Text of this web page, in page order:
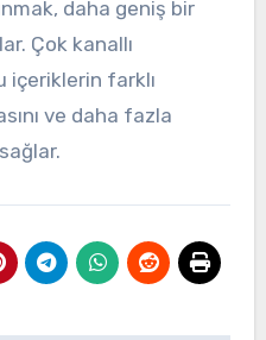
daha geniş bir
Çok kanallı
içeriklerin farklı
ve daha fazla